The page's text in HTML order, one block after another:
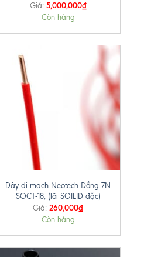
Giá: 5,000,000₫
Còn hàng
Dây đi mạch Neotech Đồng 7N
SOCT-18, (lõi SOILID đặc)
Giá: 260,000₫
Còn hàng